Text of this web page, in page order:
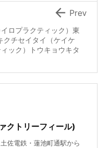
ロプラクティック）東
クチセイタイ（ケイケ
ック）トウキョウキタ
 Prev
クトリーフィール)
佐電鉄・蓮池町通駅から